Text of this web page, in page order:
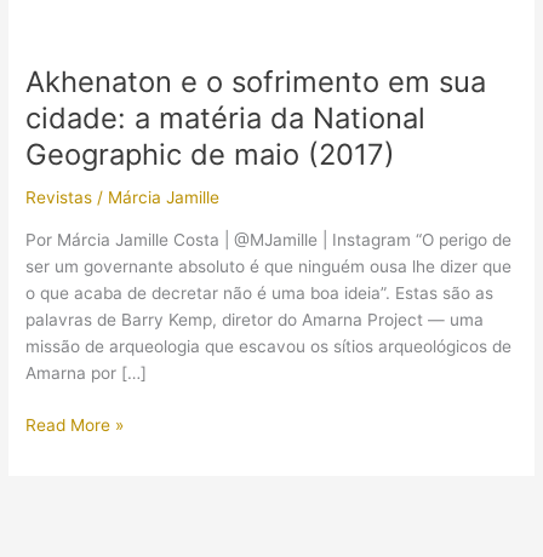
Akhenaton e o sofrimento em sua
cidade: a matéria da National
Geographic de maio (2017)
Revistas / Márcia Jamille
Por Márcia Jamille Costa | @MJamille | Instagram “O perigo de
ser um governante absoluto é que ninguém ousa lhe dizer que
o que acaba de decretar não é uma boa ideia”. Estas são as
palavras de Barry Kemp, diretor do Amarna Project — uma
missão de arqueologia que escavou os sítios arqueológicos de
Amarna por […]
Akhenaton
Read More »